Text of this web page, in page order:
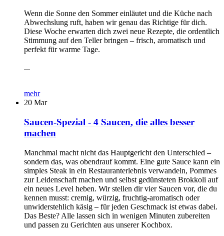
Wenn die Sonne den Sommer einläutet und die Küche nach
Abwechslung ruft, haben wir genau das Richtige für dich.
Diese Woche erwarten dich zwei neue Rezepte, die ordentlich
Stimmung auf den Teller bringen – frisch, aromatisch und
perfekt für warme Tage.
...
mehr
20 Mar
Saucen-Spezial - 4 Saucen, die alles besser
machen
Manchmal macht nicht das Hauptgericht den Unterschied –
sondern das, was obendrauf kommt. Eine gute Sauce kann ein
simples Steak in ein Restauranterlebnis verwandeln, Pommes
zur Leidenschaft machen und selbst gedünsteten Brokkoli auf
ein neues Level heben. Wir stellen dir vier Saucen vor, die du
kennen musst: cremig, würzig, fruchtig-aromatisch oder
unwiderstehlich käsig – für jeden Geschmack ist etwas dabei.
Das Beste? Alle lassen sich in wenigen Minuten zubereiten
und passen zu Gerichten aus unserer Kochbox.